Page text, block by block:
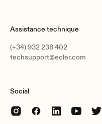
Assistance technique
(+34) 932 238 402
techsupport@ecler.com
Social